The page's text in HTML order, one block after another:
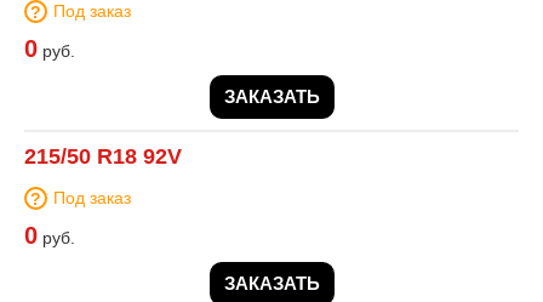
Под заказ
0 руб.
ЗАКАЗАТЬ
215/50 R18 92V
Под заказ
0 руб.
ЗАКАЗАТЬ